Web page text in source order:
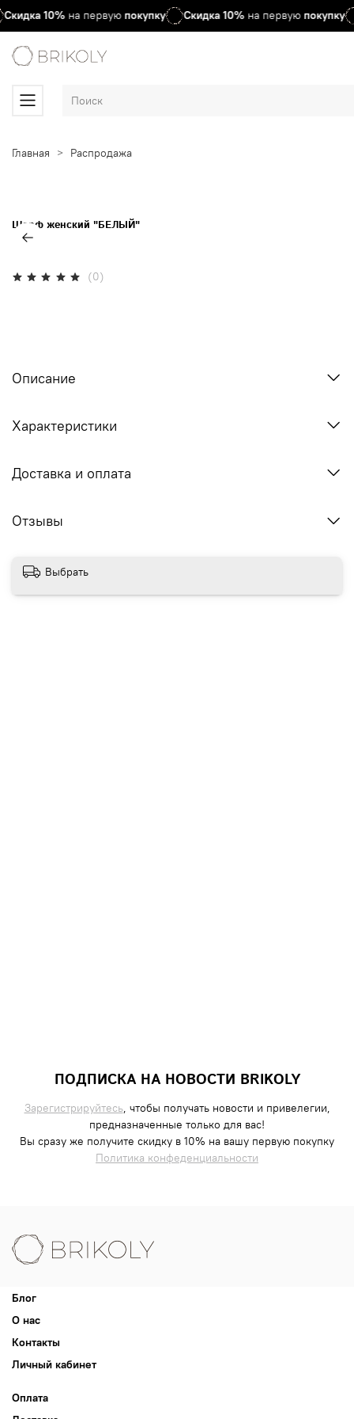
Скидка10%на первую покупку Скидка10%на первую покупку
Главная Распродажа
(0)
Шарф женский "БЕЛЫЙ"
Описание
Характеристики
Доставка и оплата
Отзывы
Выбрать
ПОДПИСКА НА НОВОСТИ BRIKOLY
Зарегистрируйтесь, чтобы получать новости и привелегии,
предназначенные только для вас!
Вы сразу же получите скидку в 10% на вашу первую покупку
Политика конфеденциальности
Блог
О нас
Контакты
Личный кабинет
Оплата